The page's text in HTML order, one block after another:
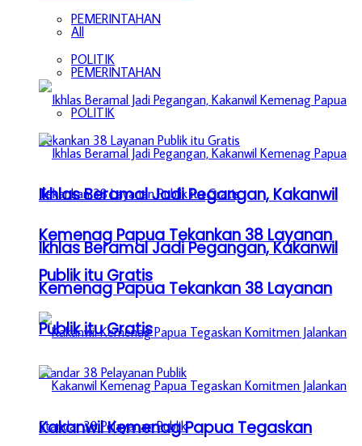
PEMERINTAHAN
POLITIK
Ikhlas Beramal Jadi Pegangan, Kakanwil
Kemenag Papua Tekankan 38 Layanan
Publik itu Gratis
Kakanwil Kemenag Papua Tegaskan
All
PEMERINTAHAN
POLITIK
Ikhlas Beramal Jadi Pegangan, Kakanwil
Kemenag Papua Tekankan 38 Layanan
Publik itu Gratis